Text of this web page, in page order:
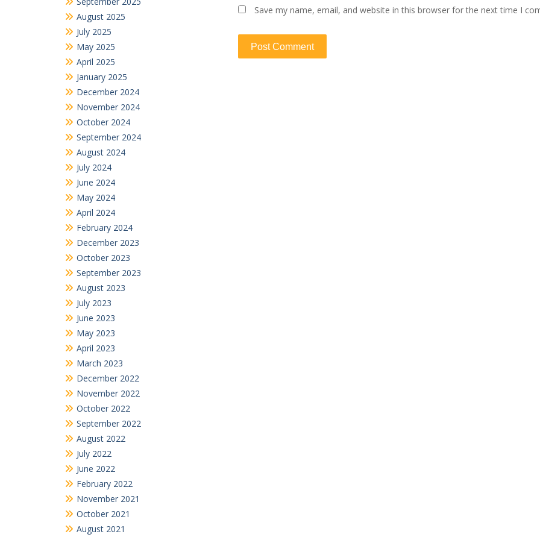
Save my name, email, and website in this browser for the next time I
August 2025
July 2025
May 2025
April 2025
January 2025
December 2024
November 2024
October 2024
September 2024
August 2024
July 2024
June 2024
May 2024
April 2024
February 2024
December 2023
October 2023
September 2023
August 2023
July 2023
June 2023
May 2023
April 2023
March 2023
December 2022
November 2022
October 2022
September 2022
August 2022
July 2022
June 2022
February 2022
November 2021
October 2021
August 2021